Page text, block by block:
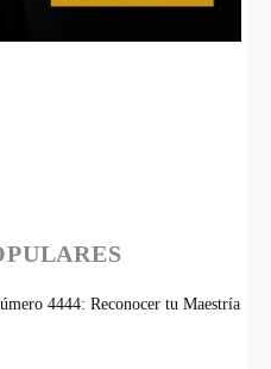
4444: Reconocer tu Maestría